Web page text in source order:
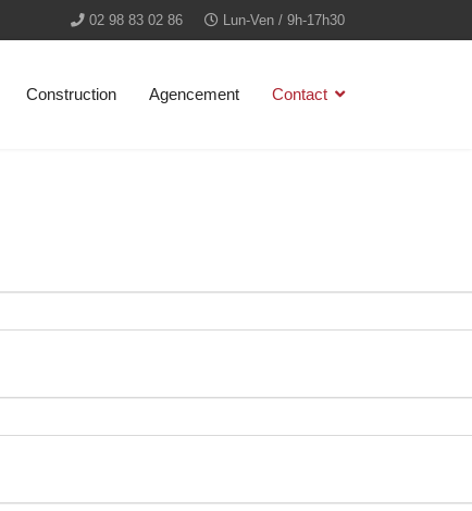
02 98 83 02 86 Lun-Ven / 9h-17h30
Construction Agencement Contact